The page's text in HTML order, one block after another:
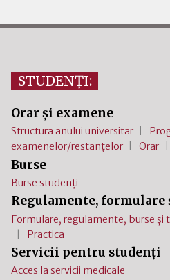
STUDENȚI:
Orar și examene
Structura anului universitar
examenelor/restanțelor
Orar
Burse
Burse studenți
Regulamente,
Formulare, regulamente, burse și
Practica
Servicii pentru studenți
Acces la servicii medicale